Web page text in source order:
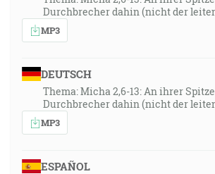
Durchbrecher dahin (nicht der
MP3
DEUTSCH
Thema: Micha 2,6-13: An ihrer
Durchbrecher dahin (nicht der
MP3
ESPAÑOL